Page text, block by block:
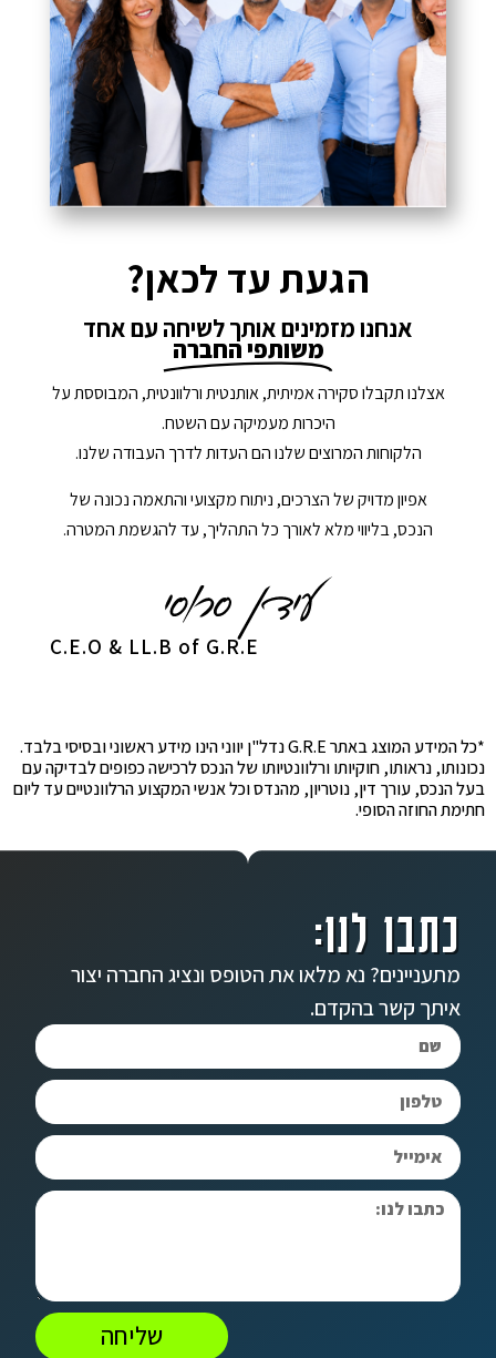
הגעת עד לכאן?
אנחנו מזמינים אותך לשיחה עם אחד
משותפי החברה
אצלנו תקבלו סקירה אמיתית, אותנטית ורלוונטית, המבוססת על
היכרות מעמיקה עם השטח.
הלקוחות המרוצים שלנו הם העדות לדרך העבודה שלנו.
אפיון מדויק של הצרכים, ניתוח מקצועי והתאמה נכונה של
הנכס, בליווי מלא לאורך כל התהליך, עד להגשמת המטרה.
C.E.O & LL.B of G.R.E
*כל המידע המוצג באתר G.R.E נדל"ן יווני הינו מידע ראשוני ובסיסי בלבד.
נכונותו, נראותו, חוקיותו ורלוונטיותו של הנכס לרכישה כפופים לבדיקה עם
בעל הנכס, עורך דין, נוטריון, מהנדס וכל אנשי המקצוע הרלוונטיים עד ליום
חתימת החוזה הסופי.
כתבו לנו:
מתעניינים? נא מלאו את הטופס ונציג החברה יצור
איתך קשר בהקדם.
שליחה